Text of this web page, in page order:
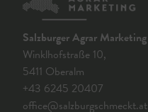
Salzburger Agrar Marketing
Winklhofstraße 10,
5411 Oberalm
+43 6245 20407
office@salzburgschmeckt.at